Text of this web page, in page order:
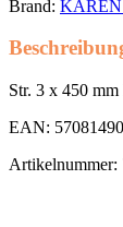
Brand:
Str. 3 x 450
EAN:
Artikelnummer: